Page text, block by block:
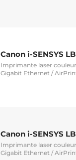
Canon i-SENSYS
Imprimante laser
Gigabit Ethernet /
Canon i-SENSYS
Imprimante laser
Gigabit Ethernet /